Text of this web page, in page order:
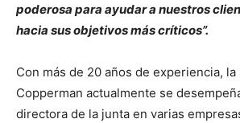
poderosa para ayudar a nuestros
hacia sus objetivos más críticos”.
Con más de 20 años de experiencia,
Copperman actualmente se
directora de la junta en varias